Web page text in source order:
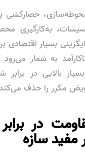
حصارکشی
به‌کارگیری
بسیار اقتصادی
به شمار
بالایی در
مکرر را حذف
در
سازه